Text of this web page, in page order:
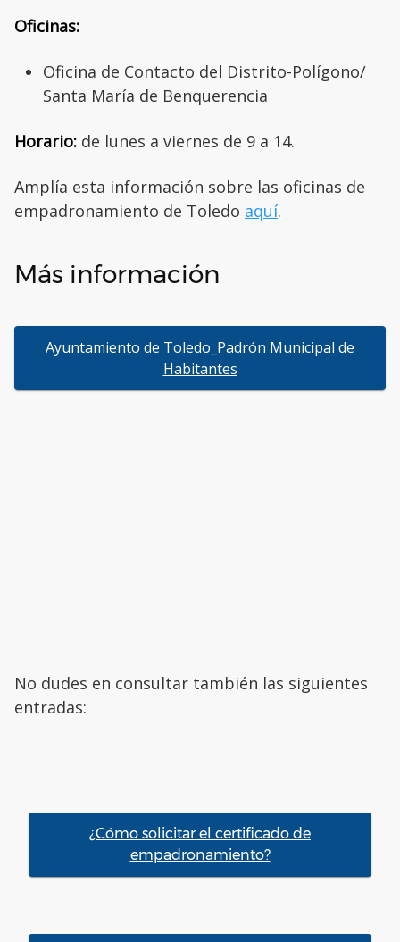
Oficinas:
Oficina de Contacto del Distrito-Polígono/
Santa María de Benquerencia
Horario: de lunes a viernes de 9 a 14.
Amplía esta información sobre las oficinas de
empadronamiento de Toledo aquí.
Más información
Ayuntamiento de Toledo_Padrón Municipal de
Habitantes
No dudes en consultar también las siguientes
entradas:
¿Cómo solicitar el certificado de
empadronamiento?